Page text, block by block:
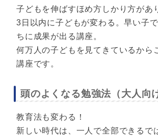
子どもを伸ばすほめ方しかり方があ
3日以内に子どもが変わる。早い子
ちに成果が出る講座。
何万人の子どもを見てきているから
講座です。
頭のよくなる勉強法（大人向
教育法も変わる！
新しい時代は、一人で全部できるで